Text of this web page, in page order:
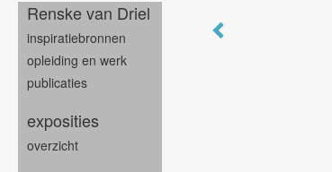
Renske van Driel
inspiratiebronnen
opleiding en werk
publicaties
exposities
overzicht